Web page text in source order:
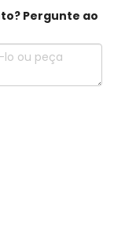
Pergunte ao